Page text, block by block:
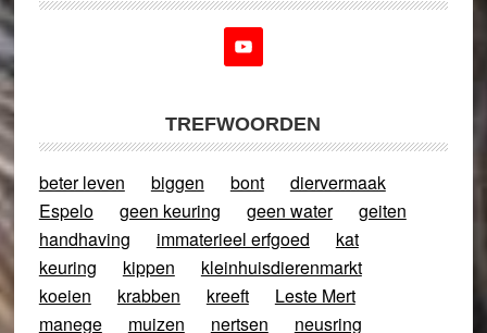
TREFWOORDEN
beter leven biggen bont
diervermaak
Espelo
geen keuring geen water
geiten
handhaving
immaterieel erfgoed
kat
keuring
kippen
kleinhuisdierenmarkt
koeien
krabben kreeft
Leste Mert
manege
muizen nertsen
neusring